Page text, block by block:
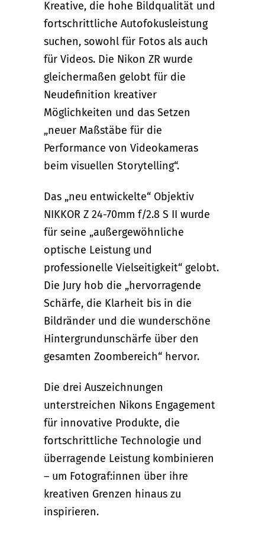
Kreative, die hohe Bildqualität und
fortschrittliche Autofokusleistung
suchen, sowohl für Fotos als auch
für Videos. Die Nikon ZR wurde
gleichermaßen gelobt für die
Neudefinition kreativer
Möglichkeiten und das Setzen
„neuer Maßstäbe für die
Performance von Videokameras
beim visuellen Storytelling“.
Das „neu entwickelte“ Objektiv
NIKKOR Z 24-70mm f/2.8 S II wurde
für seine „außergewöhnliche
optische Leistung und
professionelle Vielseitigkeit“ gelobt.
Die Jury hob die „hervorragende
Schärfe, die Klarheit bis in die
Bildränder und die wunderschöne
Hintergrundunschärfe über den
gesamten Zoombereich“ hervor.
Die drei Auszeichnungen
unterstreichen Nikons Engagement
für innovative Produkte, die
fortschrittliche Technologie und
überragende Leistung kombinieren
– um Fotograf:innen über ihre
kreativen Grenzen hinaus zu
inspirieren.